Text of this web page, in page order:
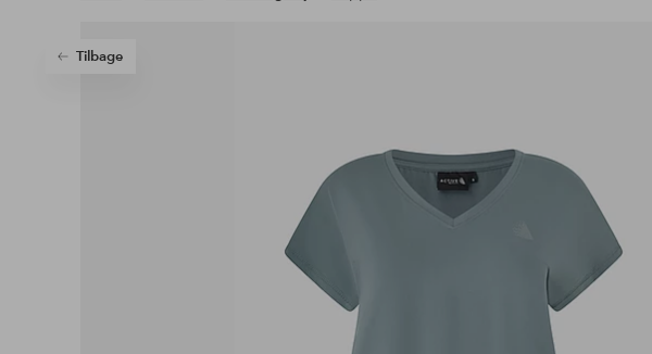
Tilbage